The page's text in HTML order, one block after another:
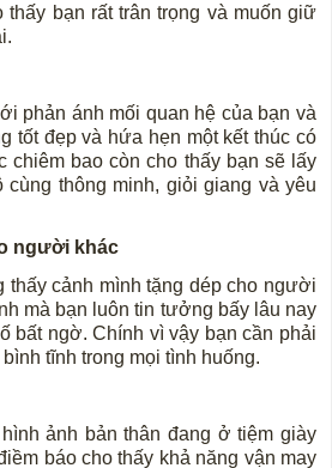
thấy bạn rất trân trọng và muốn giữ
phản ánh mối quan hệ của bạn và
tốt đẹp và hứa hẹn một kết thúc có
chiêm bao còn cho thấy bạn sẽ lấy
thông minh, giỏi giang và yêu
người khác
thấy cảnh mình tặng dép cho người
mà bạn luôn tin tưởng bấy lâu nay
bất ngờ. Chính vì vậy bạn cần phải
tĩnh trong mọi tình huống.
ảnh bản thân đang ở tiệm giày
báo cho thấy khả năng vận may